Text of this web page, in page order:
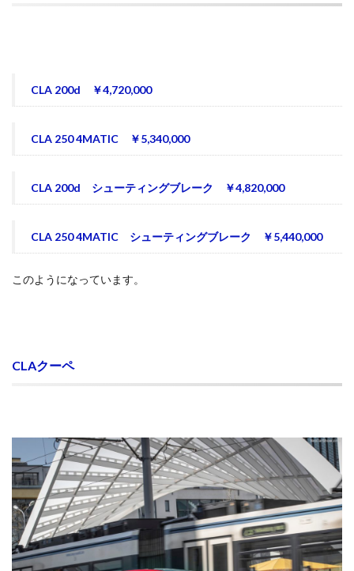
CLA 200d ￥4,720,000
CLA 250 4MATIC ￥5,340,000
CLA 200d シューティングブレーク ￥4,820,000
CLA 250 4MATIC シューティングブレーク ￥5,440,000
このようになっています。
CLAクーペ